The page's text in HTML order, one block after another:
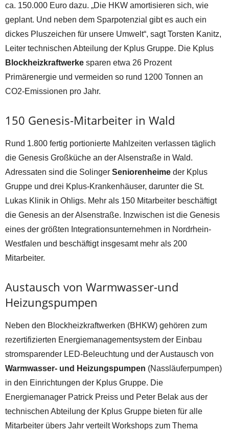
ca. 150.000 Euro dazu. „Die HKW amortisieren sich, wie
geplant. Und neben dem Sparpotenzial gibt es auch ein
dickes Pluszeichen für unsere Umwelt“, sagt Torsten Kanitz,
Leiter technischen Abteilung der Kplus Gruppe. Die Kplus
Blockheizkraftwerke sparen etwa 26 Prozent
Primärenergie und vermeiden so rund 1200 Tonnen an
CO2-Emissionen pro Jahr.
150 Genesis-Mitarbeiter in Wald
Rund 1.800 fertig portionierte Mahlzeiten verlassen täglich
die Genesis Großküche an der Alsenstraße in Wald.
Adressaten sind die Solinger Seniorenheime der Kplus
Gruppe und drei Kplus-Krankenhäuser, darunter die St.
Lukas Klinik in Ohligs. Mehr als 150 Mitarbeiter beschäftigt
die Genesis an der Alsenstraße. Inzwischen ist die Genesis
eines der größten Integrationsunternehmen in Nordrhein-
Westfalen und beschäftigt insgesamt mehr als 200
Mitarbeiter.
Austausch von Warmwasser-und
Heizungspumpen
Neben den Blockheizkraftwerken (BHKW) gehören zum
rezertifizierten Energiemanagementsystem der Einbau
stromsparender LED-Beleuchtung und der Austausch von
Warmwasser- und Heizungspumpen (Nassläuferpumpen)
in den Einrichtungen der Kplus Gruppe. Die
Energiemanager Patrick Preiss und Peter Belak aus der
technischen Abteilung der Kplus Gruppe bieten für alle
Mitarbeiter übers Jahr verteilt Workshops zum Thema